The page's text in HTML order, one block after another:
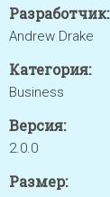
Разработчик:
Andrew Drake
Категория:
Business
Версия:
2.0.0
Размер: